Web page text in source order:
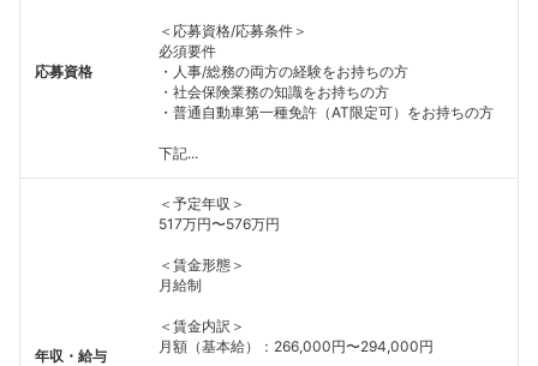
応募資格
＜応募資格/応募条件＞
必須要件
・人事/総務の両方の経験をお持ちの方
・社会保険業務の知識をお持ちの方
・普通自動車第一種免許（AT限定可）をお持ちの方
下記...
年収・給与
＜予定年収＞
517万円〜576万円
＜賃金形態＞
月給制
＜賃金内訳＞
月額（基本給）：266,000円〜294,000円